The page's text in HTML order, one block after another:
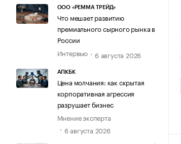
ООО «РЕММА ТРЕЙД»
Что мешает развитию
премиального сырного рынка в
России
Интервью
6 августа 2026
АПКБК
Цена молчания: как скрытая
корпоративная агрессия
разрушает бизнес
Мнение эксперта
6 августа 2026